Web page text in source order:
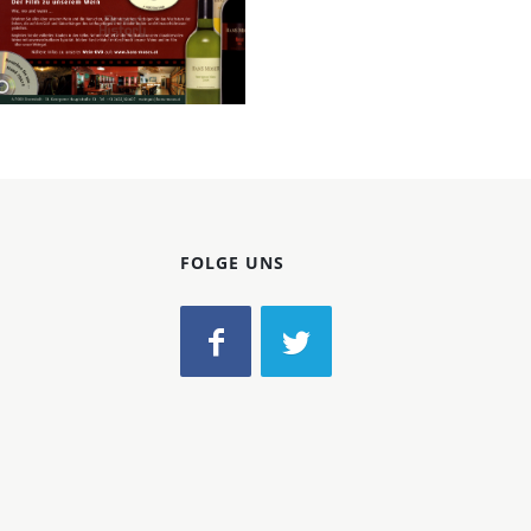
Konzerne
Epoche
Weingut HANS
Bild-ID: 33328
FOLGE UNS